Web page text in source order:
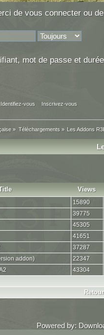
de vous connecter ou
mot de passe et
Identifiez-vous Inscrivez-vous
» Téléchargements » Les Addons
Views
15890
39775
45305
41651
37287
addon)
22347
43304
Powered by: